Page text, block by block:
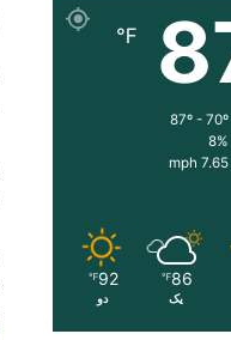
℉
8%
7.65 mph
86
℉
یک
92
℉
دو